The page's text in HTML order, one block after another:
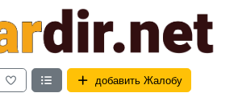
добавить Жалобу